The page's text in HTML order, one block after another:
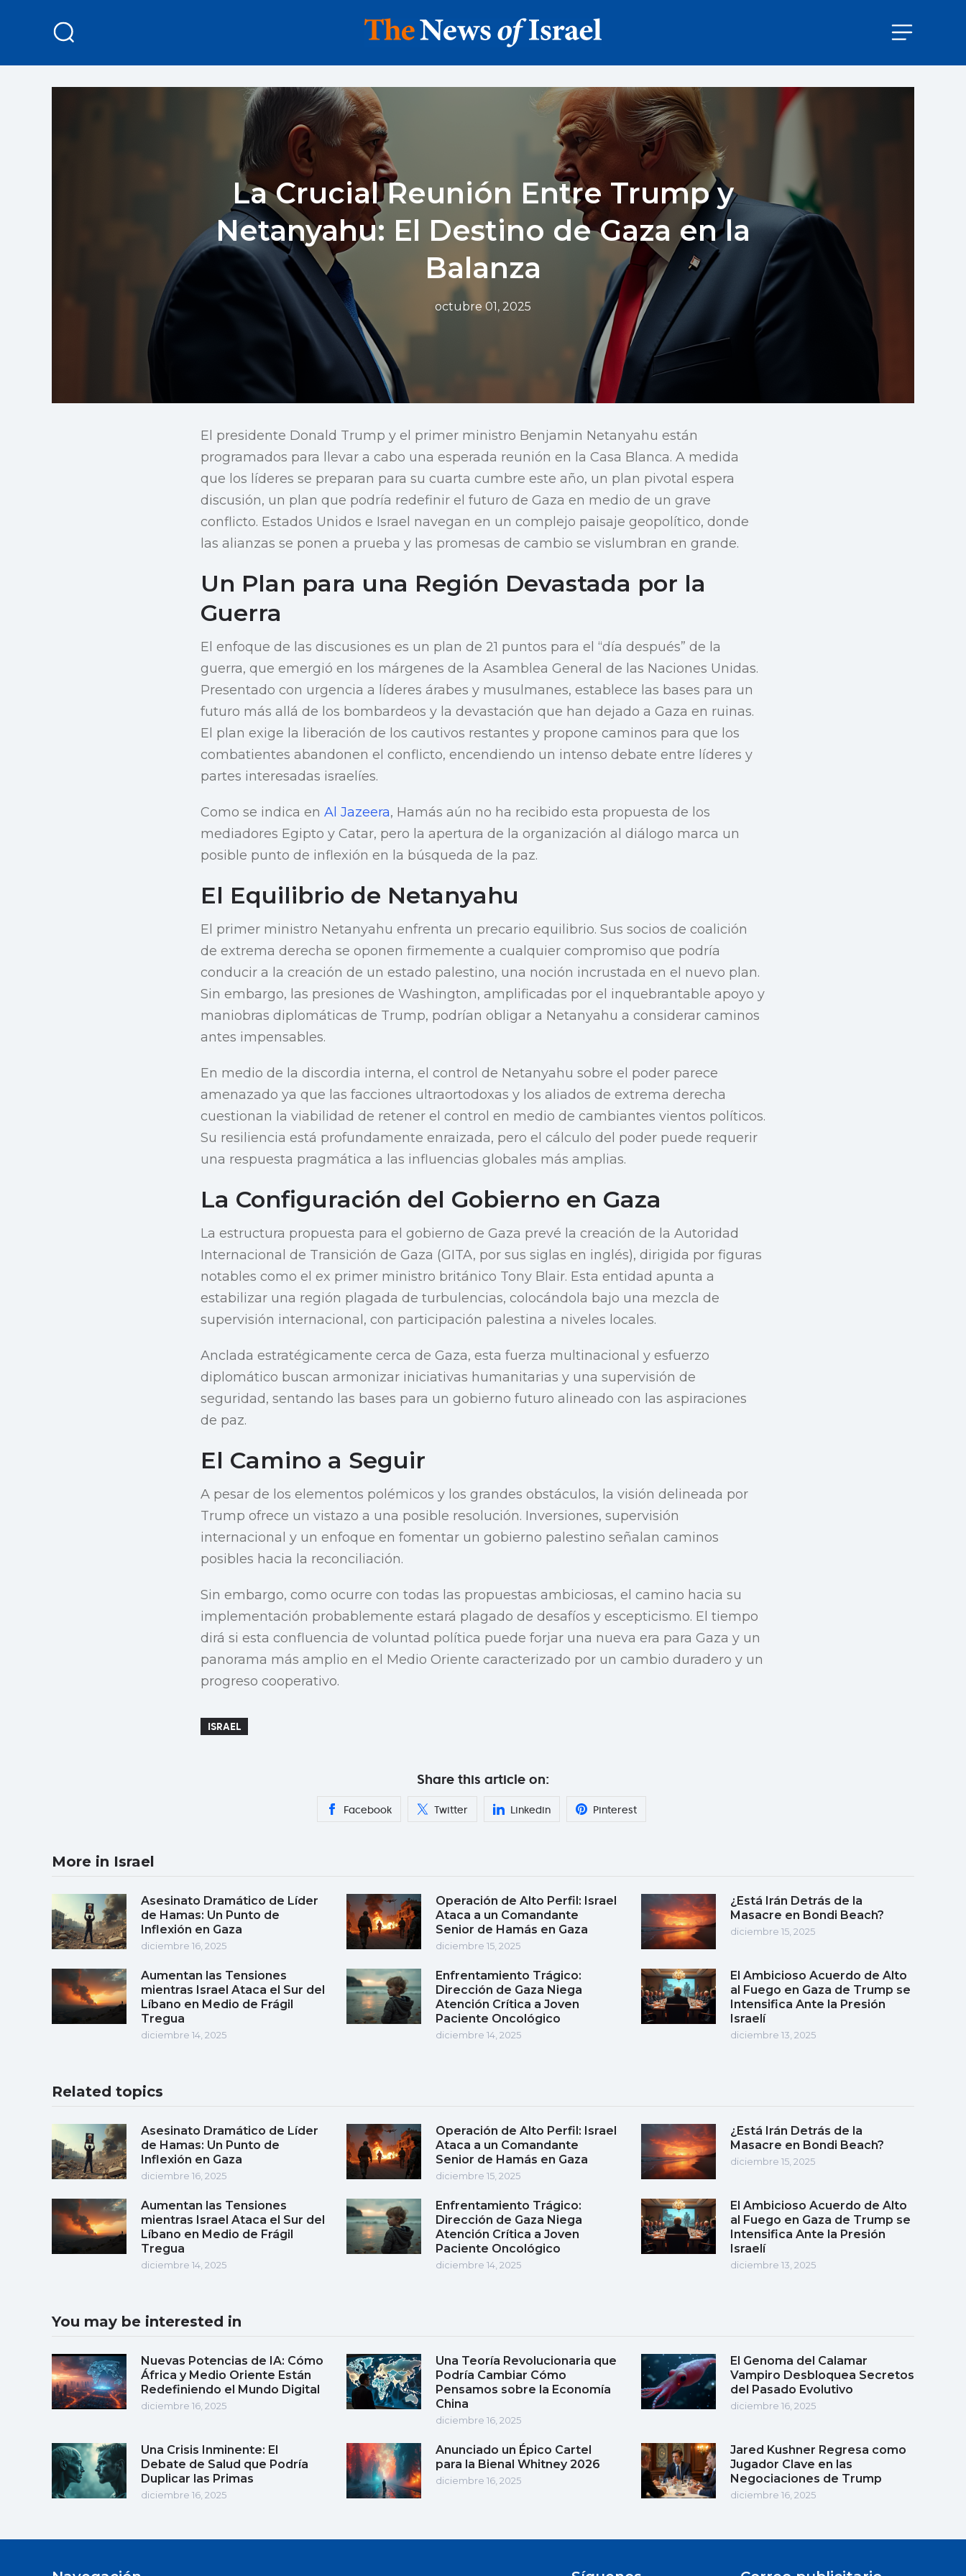
La Crucial Reunión Entre Trump y
Netanyahu: El Destino de Gaza en la
Balanza
octubre 01, 2025
El presidente Donald Trump y el primer ministro Benjamin Netanyahu están
programados para llevar a cabo una esperada reunión en la Casa Blanca. A medida
que los líderes se preparan para su cuarta cumbre este año, un plan pivotal espera
discusión, un plan que podría redefinir el futuro de Gaza en medio de un grave
conflicto. Estados Unidos e Israel navegan en un complejo paisaje geopolítico, donde
las alianzas se ponen a prueba y las promesas de cambio se vislumbran en grande.
Un Plan para una Región Devastada por la
Guerra
El enfoque de las discusiones es un plan de 21 puntos para el “día después” de la
guerra, que emergió en los márgenes de la Asamblea General de las Naciones Unidas.
Presentado con urgencia a líderes árabes y musulmanes, establece las bases para un
futuro más allá de los bombardeos y la devastación que han dejado a Gaza en ruinas.
El plan exige la liberación de los cautivos restantes y propone caminos para que los
combatientes abandonen el conflicto, encendiendo un intenso debate entre líderes y
partes interesadas israelíes.
Como se indica en Al Jazeera, Hamás aún no ha recibido esta propuesta de los
mediadores Egipto y Catar, pero la apertura de la organización al diálogo marca un
posible punto de inflexión en la búsqueda de la paz.
El Equilibrio de Netanyahu
El primer ministro Netanyahu enfrenta un precario equilibrio. Sus socios de coalición
de extrema derecha se oponen firmemente a cualquier compromiso que podría
conducir a la creación de un estado palestino, una noción incrustada en el nuevo plan.
Sin embargo, las presiones de Washington, amplificadas por el inquebrantable apoyo y
maniobras diplomáticas de Trump, podrían obligar a Netanyahu a considerar caminos
antes impensables.
En medio de la discordia interna, el control de Netanyahu sobre el poder parece
amenazado ya que las facciones ultraortodoxas y los aliados de extrema derecha
cuestionan la viabilidad de retener el control en medio de cambiantes vientos políticos.
Su resiliencia está profundamente enraizada, pero el cálculo del poder puede requerir
una respuesta pragmática a las influencias globales más amplias.
La Configuración del Gobierno en Gaza
La estructura propuesta para el gobierno de Gaza prevé la creación de la Autoridad
Internacional de Transición de Gaza (GITA, por sus siglas en inglés), dirigida por figuras
notables como el ex primer ministro británico Tony Blair. Esta entidad apunta a
estabilizar una región plagada de turbulencias, colocándola bajo una mezcla de
supervisión internacional, con participación palestina a niveles locales.
Anclada estratégicamente cerca de Gaza, esta fuerza multinacional y esfuerzo
diplomático buscan armonizar iniciativas humanitarias y una supervisión de
seguridad, sentando las bases para un gobierno futuro alineado con las aspiraciones
de paz.
El Camino a Seguir
A pesar de los elementos polémicos y los grandes obstáculos, la visión delineada por
Trump ofrece un vistazo a una posible resolución. Inversiones, supervisión
internacional y un enfoque en fomentar un gobierno palestino señalan caminos
posibles hacia la reconciliación.
Sin embargo, como ocurre con todas las propuestas ambiciosas, el camino hacia su
implementación probablemente estará plagado de desafíos y escepticismo. El tiempo
dirá si esta confluencia de voluntad política puede forjar una nueva era para Gaza y un
panorama más amplio en el Medio Oriente caracterizado por un cambio duradero y un
progreso cooperativo.
ISRAEL
Share this article on:
Facebook Twitter Linkedin Pinterest
More in Israel
Asesinato Dramático de Líder
de Hamas: Un Punto de
Inflexión en Gaza
diciembre 16, 2025
Operación de Alto Perfil: Israel
Ataca a un Comandante
Senior de Hamás en Gaza
diciembre 15, 2025
¿Está Irán Detrás de la
Masacre en Bondi Beach?
diciembre 15, 2025
Aumentan las Tensiones
mientras Israel Ataca el Sur del
Líbano en Medio de Frágil
Tregua
diciembre 14, 2025
Enfrentamiento Trágico:
Dirección de Gaza Niega
Atención Crítica a Joven
Paciente Oncológico
diciembre 14, 2025
El Ambicioso Acuerdo de Alto
al Fuego en Gaza de Trump se
Intensifica Ante la Presión
Israelí
diciembre 13, 2025
Related topics
Asesinato Dramático de Líder
de Hamas: Un Punto de
Inflexión en Gaza
diciembre 16, 2025
Operación de Alto Perfil: Israel
Ataca a un Comandante
Senior de Hamás en Gaza
diciembre 15, 2025
¿Está Irán Detrás de la
Masacre en Bondi Beach?
diciembre 15, 2025
Aumentan las Tensiones
mientras Israel Ataca el Sur del
Líbano en Medio de Frágil
Tregua
diciembre 14, 2025
Enfrentamiento Trágico:
Dirección de Gaza Niega
Atención Crítica a Joven
Paciente Oncológico
diciembre 14, 2025
El Ambicioso Acuerdo de Alto
al Fuego en Gaza de Trump se
Intensifica Ante la Presión
Israelí
diciembre 13, 2025
You may be interested in
Nuevas Potencias de IA: Cómo
África y Medio Oriente Están
Redefiniendo el Mundo Digital
diciembre 16, 2025
Una Teoría Revolucionaria que
Podría Cambiar Cómo
Pensamos sobre la Economía
China
diciembre 16, 2025
El Genoma del Calamar
Vampiro Desbloquea Secretos
del Pasado Evolutivo
diciembre 16, 2025
Una Crisis Inminente: El
Debate de Salud que Podría
Duplicar las Primas
diciembre 16, 2025
Anunciado un Épico Cartel
para la Bienal Whitney 2026
diciembre 16, 2025
Jared Kushner Regresa como
Jugador Clave en las
Negociaciones de Trump
diciembre 16, 2025